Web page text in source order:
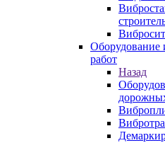
Оборудование
работ
Назад